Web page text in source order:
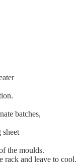
batches,
sheet
the moulds.
rack and leave to cool.